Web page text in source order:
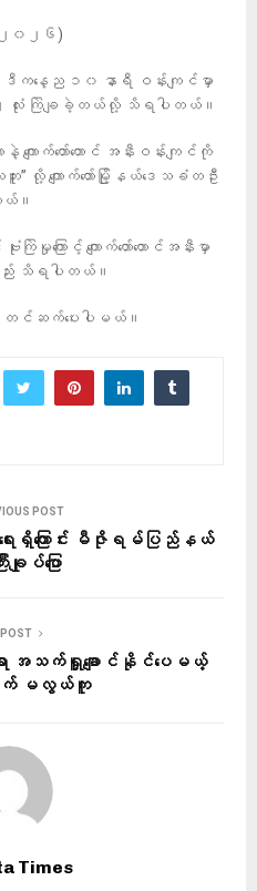
၀၂၆)
ဒီကနေ့ည ၁၀ နာရီ ဝန်းကျင်မှာ
လုံး ကြဲချခဲ့တယ်လို့ သိရပါတယ်။
ကျောက်တော်တောင် အနီးဝန်းကျင်ကို
” လို့ ကျောက်တော်မြို့နယ်ဒေသခံတဦး
ယ်။
ြဲမှုကြောင့် ကျောက်တော်တောင်အနီးမှာ
ည်း သိရပါတယ်။
တင်ဆက်ပေးပါမယ်။
POST
းရှိကြောင်း မီဇိုရမ်ပြည်နယ်
ချုပ်ပြော
POST
သက်ရှူချောင်နိုင်ပေမယ့်
က် မလွယ်ကူ
Times